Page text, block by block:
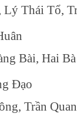
Lý Thái Tổ,
Bài, Hai
Đạo
Trần